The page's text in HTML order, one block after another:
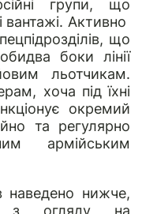
групи, що
вантажі. Активно
що
боки лінії
льотчикам.
хоча під їхні
окремий
та регулярно
армійським
наведено нижче,
з огляду на